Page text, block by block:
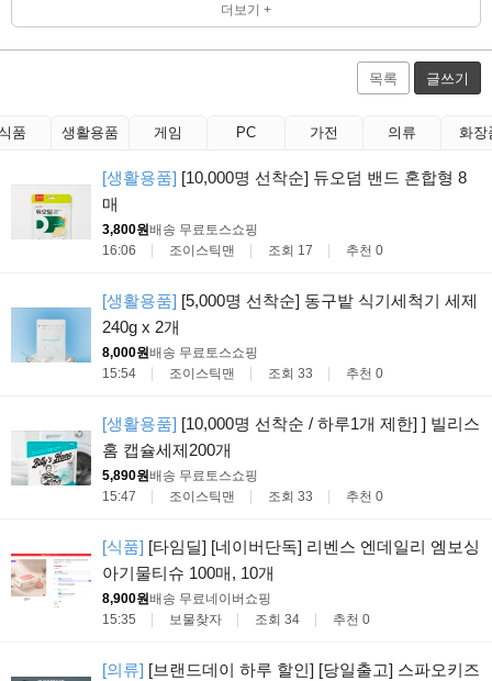
더보기 +
목록 글쓰기
품 생활용품 게임 PC 가전 의류 화장
[생활용품] [10,000명 선착순] 듀오덤 밴드 혼합형 8
매
3,800원배송 무료토스쇼핑
16:06
조이스틱맨 조회 17 추천 0
[생활용품] [5,000명 선착순] 동구밭 식기세척기 세제
240g x 2개
8,000원배송 무료토스쇼핑
15:54
조이스틱맨 조회 33 추천 0
[생활용품] [10,000명 선착순 / 하루1개 제한] ] 빌리스
홈 캡슐세제200개
5,890원배송 무료토스쇼핑
15:47
조이스틱맨 조회 33 추천 0
[식품] [타임딜] [네이버단독] 리벤스 엔데일리 엠보싱
아기물티슈 100매, 10개
8,900원배송 무료네이버쇼핑
15:35
보물찾자 조회 34 추천 0
[의류] [브랜드데이 하루 할인] [당일출고] 스파오키즈